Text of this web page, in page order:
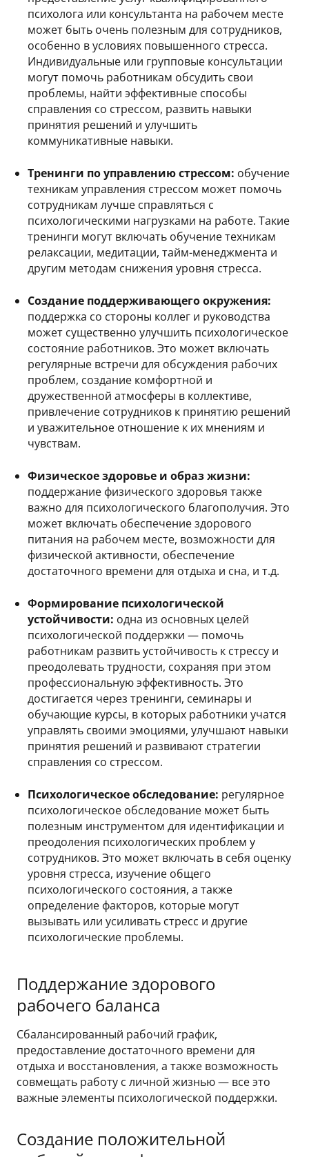
психолога или консультанта на рабочем месте
может быть очень полезным для сотрудников,
особенно в условиях повышенного стресса.
Индивидуальные или групповые консультации
могут помочь работникам обсудить свои
проблемы, найти эффективные способы
справления со стрессом, развить навыки
принятия решений и улучшить
коммуникативные навыки.
Тренинги по управлению стрессом: обучение
техникам управления стрессом может помочь
сотрудникам лучше справляться с
психологическими нагрузками на работе. Такие
тренинги могут включать обучение техникам
релаксации, медитации, тайм-менеджмента и
другим методам снижения уровня стресса.
Создание поддерживающего окружения:
поддержка со стороны коллег и руководства
может существенно улучшить психологическое
состояние работников. Это может включать
регулярные встречи для обсуждения рабочих
проблем, создание комфортной и
дружественной атмосферы в коллективе,
привлечение сотрудников к принятию решений
и уважительное отношение к их мнениям и
чувствам.
Физическое здоровье и образ жизни:
поддержание физического здоровья также
важно для психологического благополучия. Это
может включать обеспечение здорового
питания на рабочем месте, возможности для
физической активности, обеспечение
достаточного времени для отдыха и сна, и т.д.
Формирование психологической
устойчивости: одна из основных целей
психологической поддержки — помочь
работникам развить устойчивость к стрессу и
преодолевать трудности, сохраняя при этом
профессиональную эффективность. Это
достигается через тренинги, семинары и
обучающие курсы, в которых работники учатся
управлять своими эмоциями, улучшают навыки
принятия решений и развивают стратегии
справления со стрессом.
Психологическое обследование: регулярное
психологическое обследование может быть
полезным инструментом для идентификации и
преодоления психологических проблем у
сотрудников. Это может включать в себя оценку
уровня стресса, изучение общего
психологического состояния, а также
определение факторов, которые могут
вызывать или усиливать стресс и другие
психологические проблемы.
Поддержание здорового
рабочего баланса
Сбалансированный рабочий график,
предоставление достаточного времени для
отдыха и восстановления, а также возможность
совмещать работу с личной жизнью — все это
важные элементы психологической поддержки.
Создание положительной